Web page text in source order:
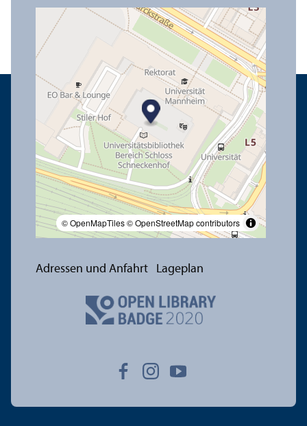
© OpenMapTiles© OpenStreetMap contributors
Adressen und Anfahrt Lageplan